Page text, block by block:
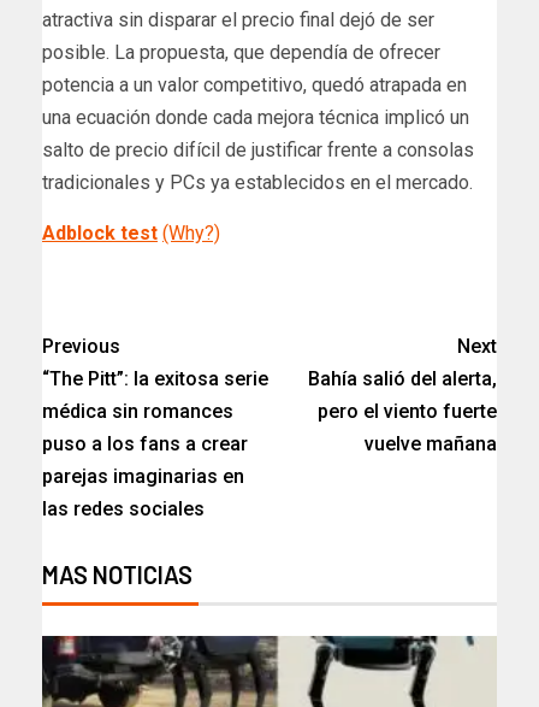
atractiva sin disparar el precio final dejó de ser
posible. La propuesta, que dependía de ofrecer
potencia a un valor competitivo, quedó atrapada en
una ecuación donde cada mejora técnica implicó un
salto de precio difícil de justificar frente a consolas
tradicionales y PCs ya establecidos en el mercado.
Adblock test (Why?)
Previous
“The Pitt”: la exitosa serie
médica sin romances
puso a los fans a crear
parejas imaginarias en
las redes sociales
Next
Bahía salió del alerta,
pero el viento fuerte
vuelve mañana​
MAS NOTICIAS